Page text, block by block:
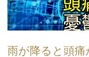
雨が降ると頭痛